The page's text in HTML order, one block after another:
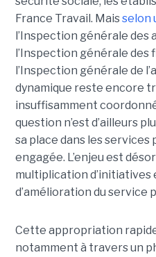
France Travail. Maisselon
l’Inspection générale des
l’Inspection générale des
l’Inspection générale de
dynamique reste encore
insuffisamment
question n’est d’ailleurs
sa place dans les services
engagée. L’enjeu est
multiplication d’initiatives
d’amélioration du service
Cette appropriation
notamment à travers un